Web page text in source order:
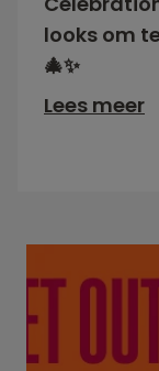
looks om
🎄✨
Lees meer